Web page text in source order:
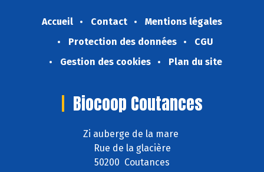
Accueil Contact
Mentions légales
Protection des données
CGU
Gestion des cookies
Plan du site
Biocoop Coutances
Zi auberge de la mare
Rue de la glacière
50200 Coutances